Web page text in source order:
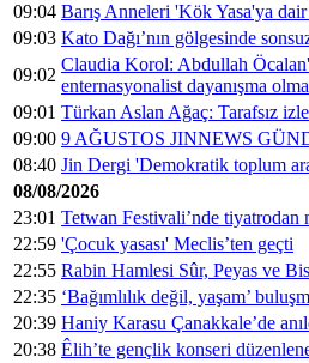
09:04 Barış Anneleri 'Kök Yasa'ya
09:03 Kato Dağı’nın gölgesinde
09:02
Claudia Korol: Abdullah
enternasyonalist dayanışma
09:01 Türkan Aslan Ağaç: Tarafsız
09:00 9 AĞUSTOS JINNEWS
08:40 Jin Dergi 'Demokratik toplum
08/08/2026
23:01 Tetwan Festivali’nde tiyatrodan
22:59 'Çocuk yasası' Meclis’ten geçti
22:55 Rabin Hamlesi Sûr, Peyas ve
22:35 ‘Bağımlılık değil, yaşam’
20:39 Haniy Karasu Çanakkale’de
20:38 Êlih’te gençlik konseri